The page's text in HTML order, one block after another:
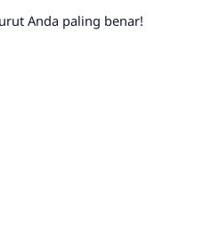
Anda paling benar!